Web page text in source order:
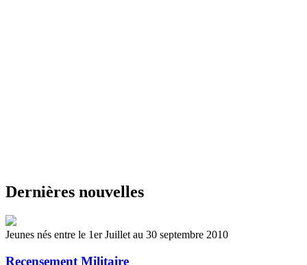
Dernières nouvelles
Jeunes nés entre le 1er Juillet au 30 septembre 2010
Recensement Militaire